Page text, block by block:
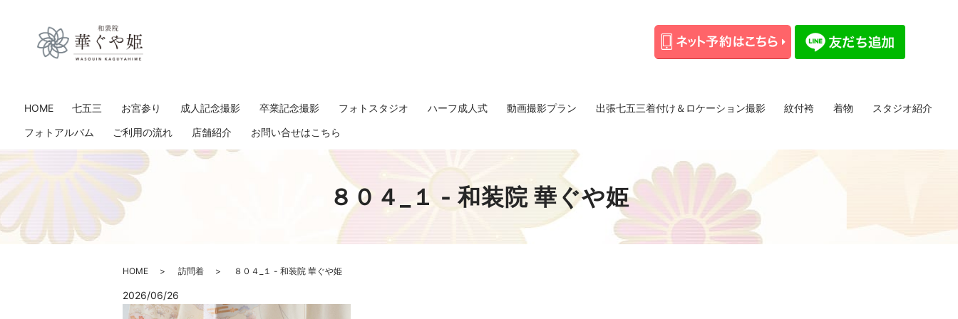
HOME 七五三 お宮参り 成人記念撮影 卒業記念撮影 フォトスタジオ ハーフ成人式 動画撮影プラン 出張七五三着付け＆ロケーション撮影 紋付袴 着物
スタジオ紹介
フォトアルバム
ご利用の流れ 店舗紹介 お問い合せはこちら
８０４_１ - 和装院 華ぐや姫
HOME 訪問着 ８０４_１ - 和装院 華ぐや姫
2026/06/26